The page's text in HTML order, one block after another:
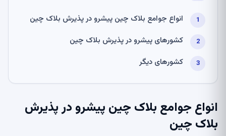
انواع جوامع بلاک چین پیشرو در پذیرش بلاک چین
کشورهای پیشرو در پذیرش بلاک چین
کشورهای دیگر
انواع جوامع بلاک چین پیشرو در پذیرش
بلاک چین